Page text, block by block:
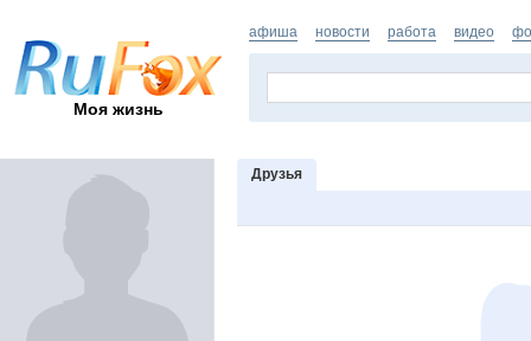
Моя жизнь
афиша новости работа видео
Друзья